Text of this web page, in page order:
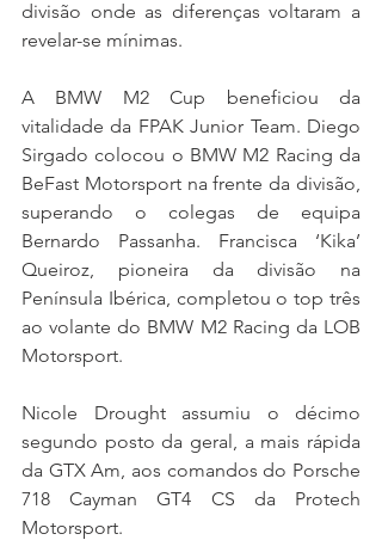
divisão onde as diferenças voltaram a
revelar-se mínimas.
A BMW M2 Cup beneficiou da
vitalidade da FPAK Junior Team. Diego
Sirgado colocou o BMW M2 Racing da
BeFast Motorsport na frente da divisão,
superando o colegas de equipa
Bernardo Passanha. Francisca ‘Kika’
Queiroz, pioneira da divisão na
Península Ibérica, completou o top três
ao volante do BMW M2 Racing da LOB
Motorsport.
Nicole Drought assumiu o décimo
segundo posto da geral, a mais rápida
da GTX Am, aos comandos do Porsche
718 Cayman GT4 CS da Protech
Motorsport.